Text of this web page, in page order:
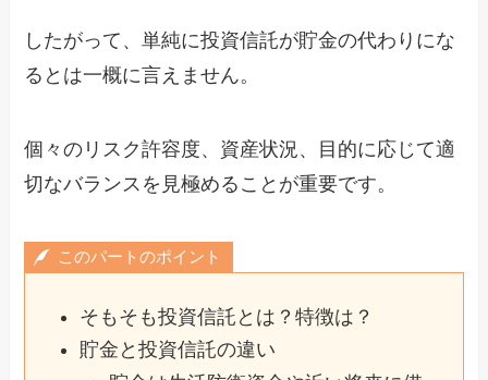
したがって、単純に投資信託が貯金の代わりにな
るとは一概に言えません。
個々のリスク許容度、資産状況、目的に応じて適
切なバランスを見極めることが重要です。
このパートのポイント
そもそも投資信託とは？特徴は？
貯金と投資信託の違い